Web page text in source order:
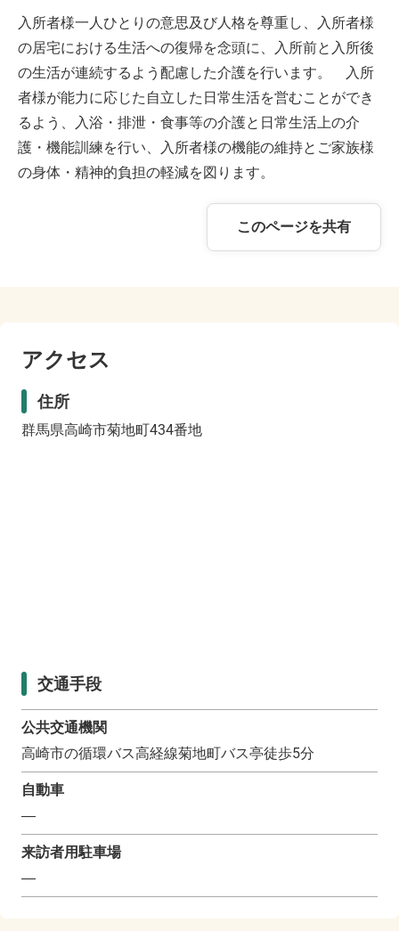
入所者様一人ひとりの意思及び人格を尊重し、入所者様
の居宅における生活への復帰を念頭に、入所前と入所後
の生活が連続するよう配慮した介護を行います。 入所
者様が能力に応じた自立した日常生活を営むことができ
るよう、入浴・排泄・食事等の介護と日常生活上の介
護・機能訓練を行い、入所者様の機能の維持とご家族様
の身体・精神的負担の軽減を図ります。
このページを共有
アクセス
住所
群馬県高崎市菊地町434番地
交通手段
公共交通機関
高崎市の循環バス高経線菊地町バス亭徒歩5分
自動車
―
来訪者用駐車場
―